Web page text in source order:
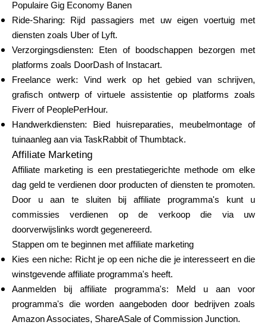
Populaire Gig Economy Banen
Ride-Sharing: Rijd passagiers met uw eigen voertuig met
diensten zoals Uber of Lyft.
Verzorgingsdiensten: Eten of boodschappen bezorgen met
platforms zoals DoorDash of Instacart.
Freelance werk: Vind werk op het gebied van schrijven,
grafisch ontwerp of virtuele assistentie op platforms zoals
Fiverr of PeoplePerHour.
Handwerkdiensten: Bied huisreparaties, meubelmontage of
tuinaanleg aan via TaskRabbit of Thumbtack.
Affiliate Marketing
Affiliate marketing is een prestatiegerichte methode om elke
dag geld te verdienen door producten of diensten te promoten.
Door u aan te sluiten bij affiliate programma's kunt u
commissies verdienen op de verkoop die via uw
doorverwijslinks wordt gegenereerd.
Stappen om te beginnen met affiliate marketing
Kies een niche: Richt je op een niche die je interesseert en die
winstgevende affiliate programma's heeft.
Aanmelden bij affiliate programma's: Meld u aan voor
programma's die worden aangeboden door bedrijven zoals
Amazon Associates, ShareASale of Commission Junction.